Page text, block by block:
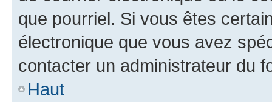
que pourriel. Si vous êtes
électronique que vous avez
contacter un administrateur du
Haut